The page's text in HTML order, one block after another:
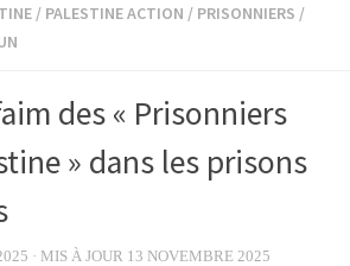
/ PALESTINE ACTION / PRISONNIERS /
des « Prisonniers
» dans les prisons
· MIS À JOUR 13 NOVEMBRE 2025